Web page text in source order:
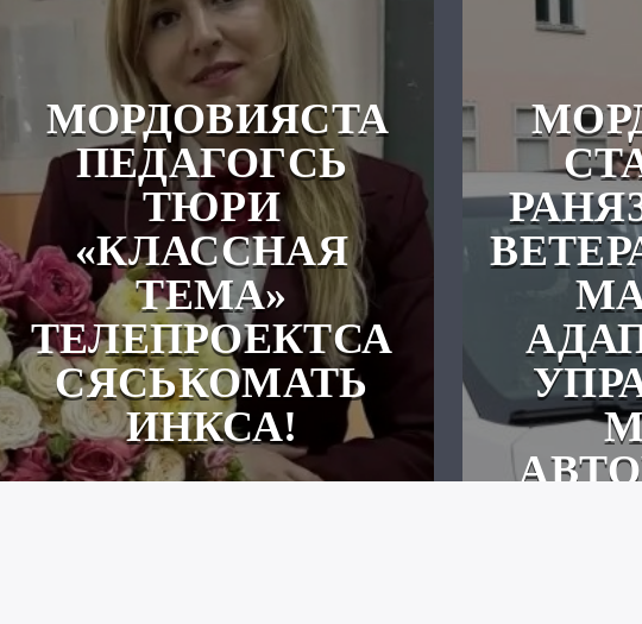
МОРДОВИЯСТА
ПЕДАГОГСЬ
ТЮРИ
«КЛАССНАЯ
ТЕМА»
ТЕЛЕПРОЕКТСА
СЯСЬКОМАТЬ
ИНКСА!